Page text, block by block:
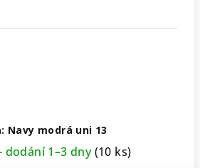
Navy modrá uni 13
dodání 1–3 dny(10 ks)